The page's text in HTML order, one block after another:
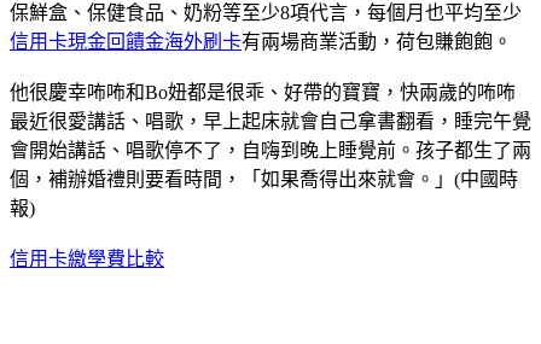
保鮮盒、保健食品、奶粉等至少8項代言，每個月也平均至少
信用卡現金回饋金海外刷卡有兩場商業活動，荷包賺飽飽。
他很慶幸咘咘和Bo妞都是很乖、好帶的寶寶，快兩歲的咘咘
最近很愛講話、唱歌，早上起床就會自己拿書翻看，睡完午覺
會開始講話、唱歌停不了，自嗨到晚上睡覺前。孩子都生了兩
個，補辦婚禮則要看時間，「如果喬得出來就會。」(中國時
報)
信用卡繳學費比較